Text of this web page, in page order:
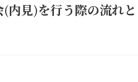
内見)を行う際の流れと